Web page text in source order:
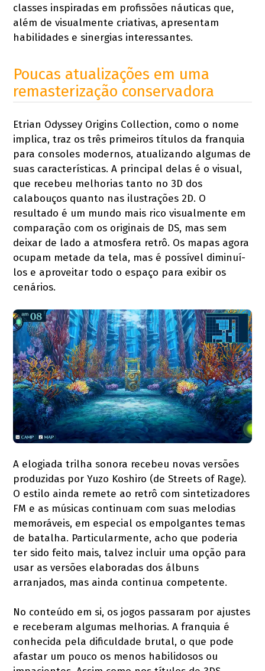
classes inspiradas em profissões náuticas que,
além de visualmente criativas, apresentam
habilidades e sinergias interessantes.
Poucas atualizações em uma
remasterização conservadora
Etrian Odyssey Origins Collection, como o nome
implica, traz os três primeiros títulos da franquia
para consoles modernos, atualizando algumas de
suas características. A principal delas é o visual,
que recebeu melhorias tanto no 3D dos
calabouços quanto nas ilustrações 2D. O
resultado é um mundo mais rico visualmente em
comparação com os originais de DS, mas sem
deixar de lado a atmosfera retrô. Os mapas agora
ocupam metade da tela, mas é possível diminuí-
los e aproveitar todo o espaço para exibir os
cenários.
A elogiada trilha sonora recebeu novas versões
produzidas por Yuzo Koshiro (de Streets of Rage).
O estilo ainda remete ao retrô com sintetizadores
FM e as músicas continuam com suas melodias
memoráveis, em especial os empolgantes temas
de batalha. Particularmente, acho que poderia
ter sido feito mais, talvez incluir uma opção para
usar as versões elaboradas dos álbuns
arranjados, mas ainda continua competente.
No conteúdo em si, os jogos passaram por ajustes
e receberam algumas melhorias. A franquia é
conhecida pela dificuldade brutal, o que pode
afastar um pouco os menos habilidosos ou